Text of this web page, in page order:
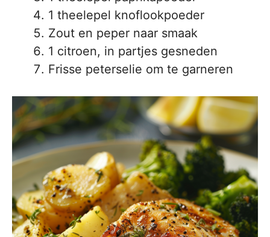
1 theelepel knoflookpoeder
Zout en peper naar smaak
1 citroen, in partjes gesneden
Frisse peterselie om te garneren